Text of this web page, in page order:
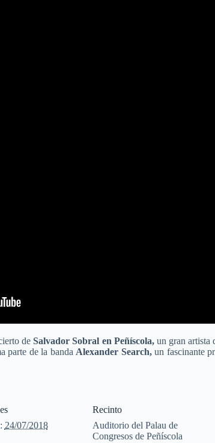
deSalvador Sobral en Peñíscola, un gran artista
parte de la banda Alexander Search,un fascinante
24/07/2018
Recinto
Auditorio del Palau de
Congresos de Peñíscola